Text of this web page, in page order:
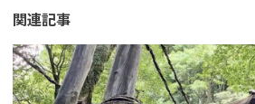
関連記事